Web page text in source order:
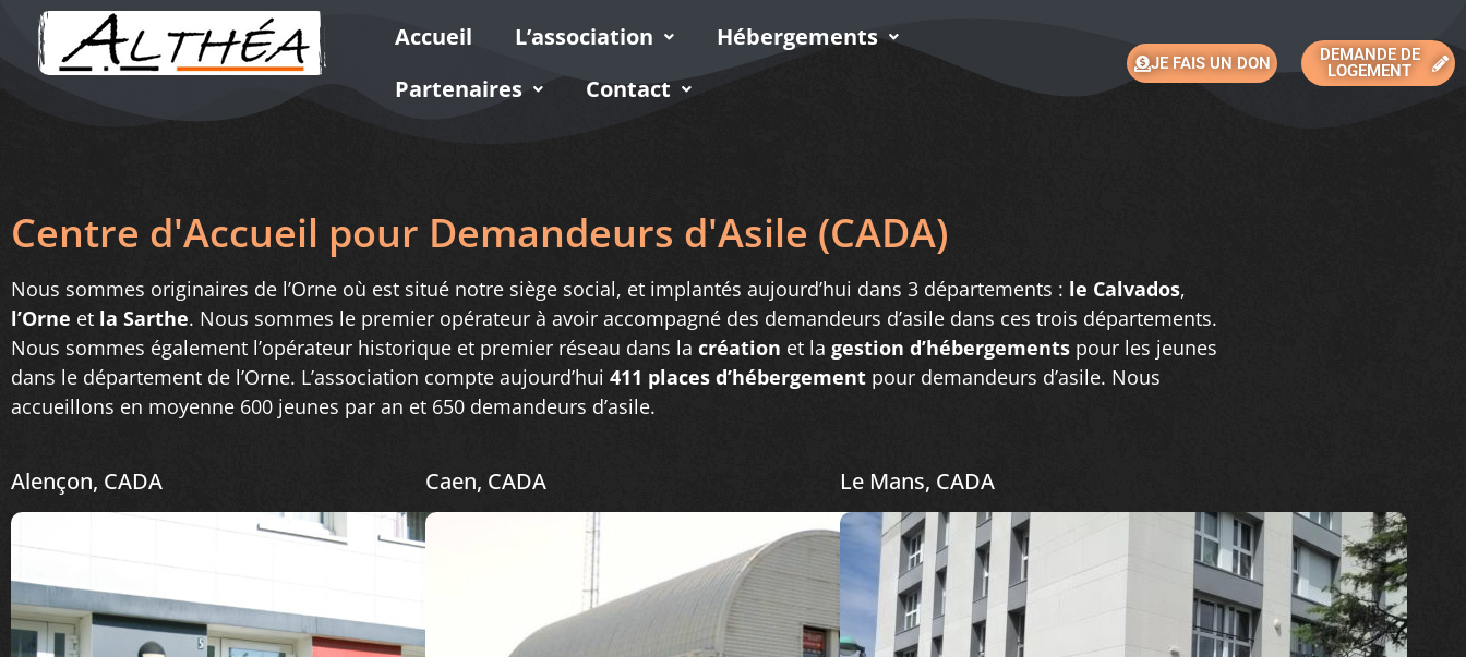
Accueil L’association
Hébergements
Partenaires
Contact
JE FAIS UN DON
DEMANDE DE
LOGEMENT
Centre d'Accueil pour Demandeurs d'Asile (CADA)
Nous sommes originaires de l’Orne où est situé notre siège social, et implantés aujourd’hui dans 3 départements : le Calvados,
l’Orne et la Sarthe. Nous sommes le premier opérateur à avoir accompagné des demandeurs d’asile dans ces trois départements.
Nous sommes également l’opérateur historique et premier réseau dans la création et la gestion d’hébergements pour les jeunes
dans le département de l’Orne. L’association compte aujourd’hui 411 places d’hébergement pour demandeurs d’asile. Nous
accueillons en moyenne 600 jeunes par an et 650 demandeurs d’asile.
Alençon, CADA Caen, CADA Le Mans, CADA